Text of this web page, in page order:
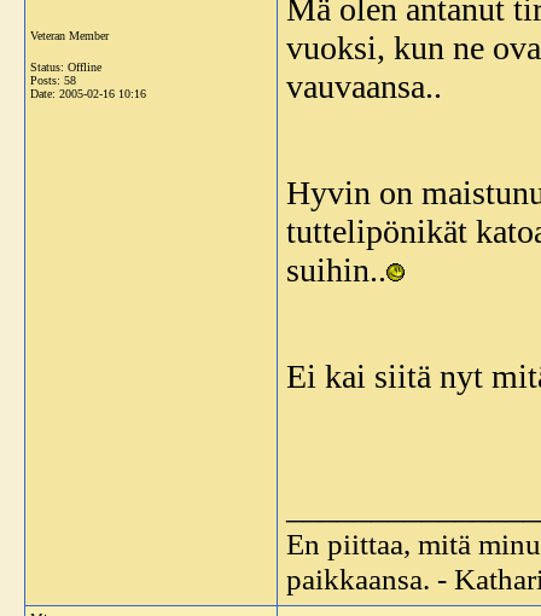
Veteran Member
Status: Offline
Posts: 58
Date: 2005-02-16 10:16
Mä olen antanut
vuoksi, kun ne
vauvaansa..
Hyvin on
tuttelipönikät
suihin..
Ei kai siitä nyt
En piittaa, mitä
paikkaansa. -